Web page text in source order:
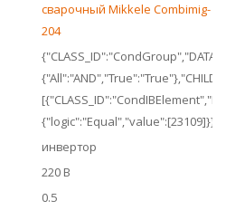
сварочный Mikkele Combimig-
204
{"CLASS_ID":"CondGroup","DATA":
{"logic":"Equal","value":[23109]}}]}
инвертор
220 В
0.5